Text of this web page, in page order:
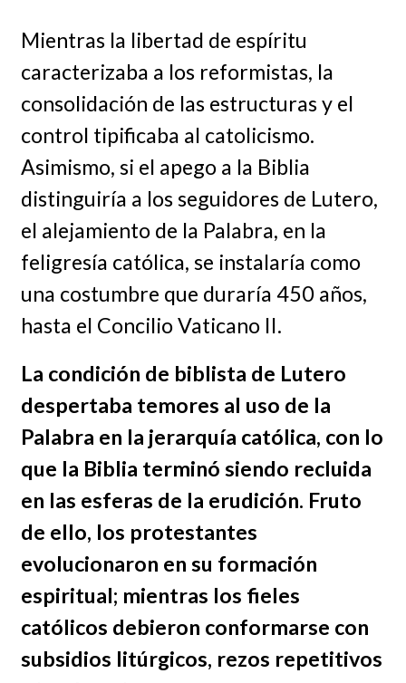
Mientras la libertad de espíritu
caracterizaba a los reformistas, la
consolidación de las estructuras y el
control tipificaba al catolicismo.
Asimismo, si el apego a la Biblia
distinguiría a los seguidores de Lutero,
el alejamiento de la Palabra, en la
feligresía católica, se instalaría como
una costumbre que duraría 450 años,
hasta el Concilio Vaticano II.
La condición de biblista de Lutero
despertaba temores al uso de la
Palabra en la jerarquía católica, con lo
que la Biblia terminó siendo recluida
en las esferas de la erudición. Fruto
de ello, los protestantes
evolucionaron en su formación
espiritual; mientras los fieles
católicos debieron conformarse con
subsidios litúrgicos, rezos repetitivos